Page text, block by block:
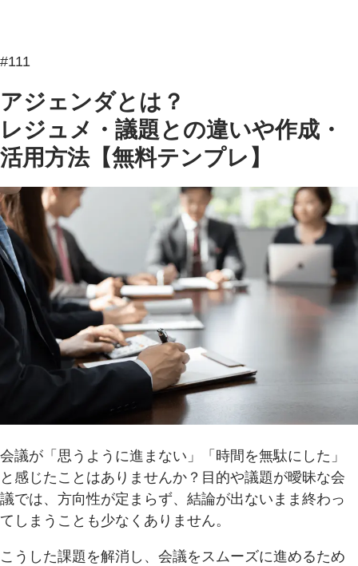
#111
アジェンダとは？
レジュメ・議題との違いや作成・
活用方法【無料テンプレ】
会議が「思うように進まない」「時間を無駄にした」
と感じたことはありませんか？目的や議題が曖昧な会
議では、方向性が定まらず、結論が出ないまま終わっ
てしまうことも少なくありません。
こうした課題を解消し、会議をスムーズに進めるため